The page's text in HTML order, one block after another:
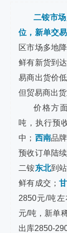
二铵市
位，新单交
区市场多地
鲜有新货到
易商出货价
但贸易商出
价格方面
吨，执行预
中； 西南品
预收订单陆
二铵东北到
鲜有成交；
2850元/吨
元/吨，新单
出库2850-